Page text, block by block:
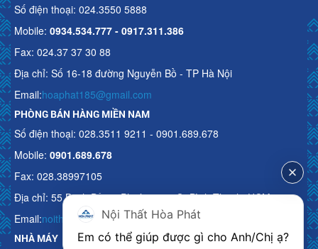
Số điện thoại: 024.3550 5888
Mobile: 0934.534.777 - 0917.311.386
Fax: 024.37 37 30 88
Địa chỉ: Số 16-18 đường Nguyễn Bồ - TP Hà Nội
Email:hoaphat185@gmail.com
PHÒNG BÁN HÀNG MIỀN NAM
Số điện thoại: 028.3511 9211 - 0901.689.678
Mobile: 0901.689.678
Fax: 028.38997105
Địa chỉ: 55 Bạch Đằng, Phường 15, Q. Bình Thạnh, HCM
Email:noithathoaphattot@gmail.com
NHÀ MÁY
Nội Thất Hòa Phát